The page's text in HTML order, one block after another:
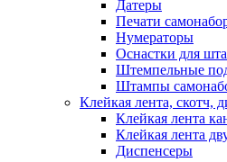
Датеры
Печати
Нумераторы
Оснастки для
Штемпельные
Штампы
Клейкая лента, скотч,
Клейкая лента
Клейкая лента
Диспенсеры